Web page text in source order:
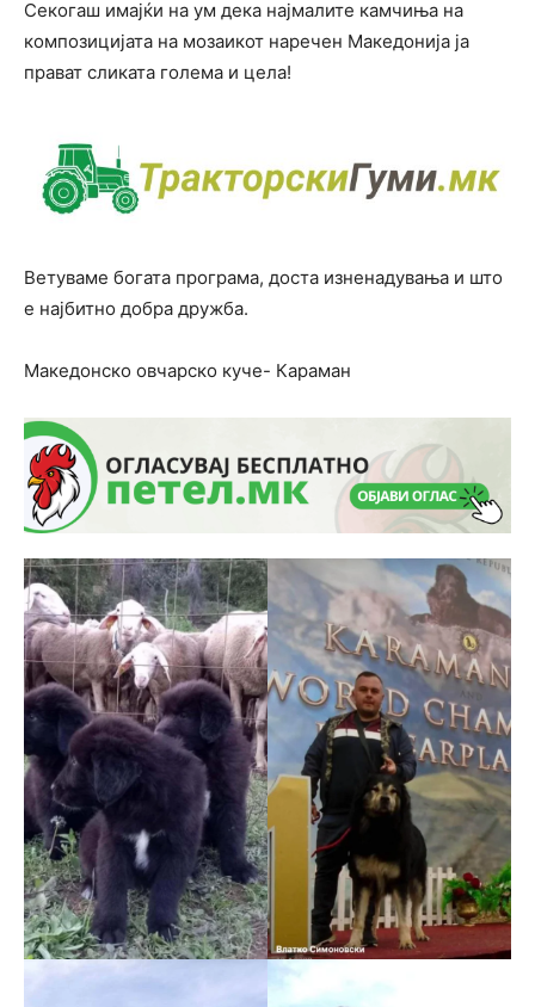
Секогаш имајќи на ум дека најмалите камчиња на
композицијата на мозаикот наречен Македонија ја
прават сликата голема и цела!
Ветуваме богата програма, доста изненадувања и што
е најбитно добра дружба.
Македонско овчарско куче- Караман